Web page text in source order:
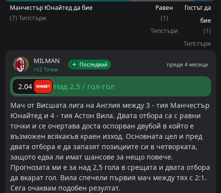
Ман. Юнайтед най-накрая отново загуби
След 11 поредни кръга без загуба Манчестър
Юнайтед най-накрая загуби. Това стана в
последния кръг и въпреки че игра цяло полувреме
с човек повече, в крайна сметка отстъпи с 1:2 при
визитата си на Нюкасъл. Като домакин е в серия от
четири поредни победи, която ще опита да
продължи сега, пазейки третото място в
класирането, на което дълго време стоя именно
Астън Вила.
Астън Вила има равен брой точки с Юнайтед, но и
по-лоша голова разлика. Отборът на Емери бе
свален от третата позиция след спад във формата.
Вила стигна само до една победа в последните
шест кръга, а в последните два допусна неприятни
Манчестър Юнайтед да бие
(7) Типстъри
Равен
(1)
Типстъри
Гостът да
бие
(1)
Типстъри
MILMAN
+52 Точки
Последвай преди 4 месеца
2.04 Над 2.5 / гол-гол
Мач от Висшата лига на Англия между 3 - тия Манчестър
Юнайтед и 4 - тия Астон Вила. Двата отбора са с равни
точки и се очертава доста оспорван двубой в който е
възможен всякакъв краен изход. Основната цел и пред
двата отбора е да запазят позициите си в четворката,
защото едва ли имат шансове за нещо повече.
Прогнозата ми е за над 2,5 гола в срещата и двата отбора
да вкарат гол. Вила спечели първия мач между тях с 2:1.
Сега очаквам подобен резултат.